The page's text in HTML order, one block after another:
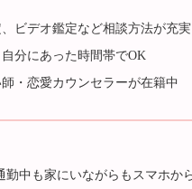
ビデオ鑑定など相談方法が充実
分にあった時間帯でOK
・恋愛カウンセラーが在籍中
勤中も家にいながらもスマホ